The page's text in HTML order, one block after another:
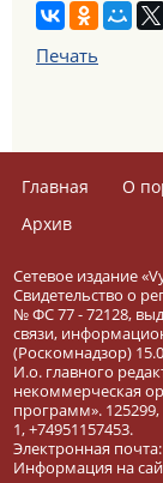
Печать
Главная О
Архив
Сетевое издание
Свидетельство о
№ ФС 77 - 72128,
связи,
(Роскомнадзор)
И.о. главного
некоммерческая
программ».
1, +74951157453.
Электронная
Информация на